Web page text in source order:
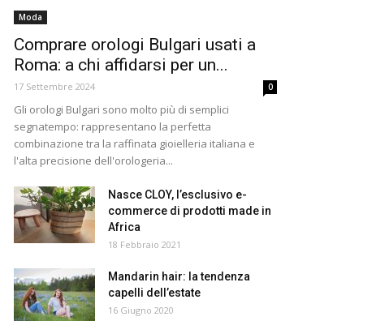
Moda
Comprare orologi Bulgari usati a
Roma: a chi affidarsi per un...
17 Settembre 2024 0
Gli orologi Bulgari sono molto più di semplici
segnatempo: rappresentano la perfetta
combinazione tra la raffinata gioielleria italiana e
l'alta precisione dell'orologeria...
Nasce CLOY, l’esclusivo e-
commerce di prodotti made in
Africa
18 Febbraio 2021
Mandarin hair: la tendenza
capelli dell’estate
16 Giugno 2020